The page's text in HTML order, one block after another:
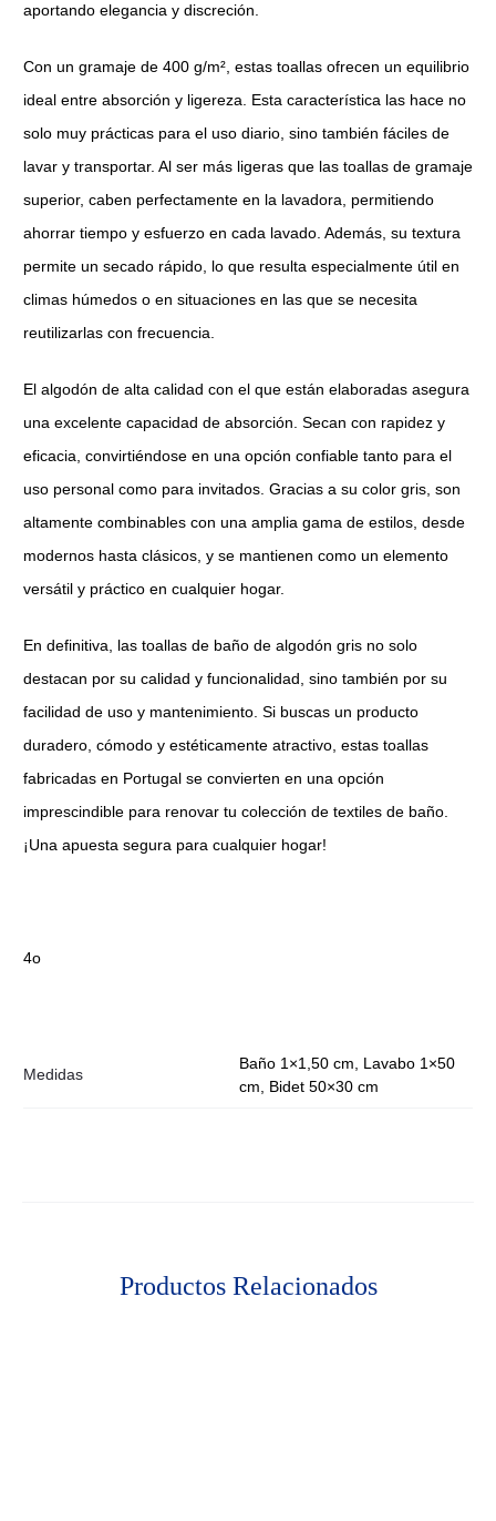
aportando elegancia y discreción.
Con un gramaje de 400 g/m², estas toallas ofrecen un equilibrio
ideal entre absorción y ligereza. Esta característica las hace no
solo muy prácticas para el uso diario, sino también fáciles de
lavar y transportar. Al ser más ligeras que las toallas de gramaje
superior, caben perfectamente en la lavadora, permitiendo
ahorrar tiempo y esfuerzo en cada lavado. Además, su textura
permite un secado rápido, lo que resulta especialmente útil en
climas húmedos o en situaciones en las que se necesita
reutilizarlas con frecuencia.
El algodón de alta calidad con el que están elaboradas asegura
una excelente capacidad de absorción. Secan con rapidez y
eficacia, convirtiéndose en una opción confiable tanto para el
uso personal como para invitados. Gracias a su color gris, son
altamente combinables con una amplia gama de estilos, desde
modernos hasta clásicos, y se mantienen como un elemento
versátil y práctico en cualquier hogar.
En definitiva, las toallas de baño de algodón gris no solo
destacan por su calidad y funcionalidad, sino también por su
facilidad de uso y mantenimiento. Si buscas un producto
duradero, cómodo y estéticamente atractivo, estas toallas
fabricadas en Portugal se convierten en una opción
imprescindible para renovar tu colección de textiles de baño.
¡Una apuesta segura para cualquier hogar!
4o
Medidas
Baño 1×1,50 cm, Lavabo 1×50
cm, Bidet 50×30 cm
Productos Relacionados